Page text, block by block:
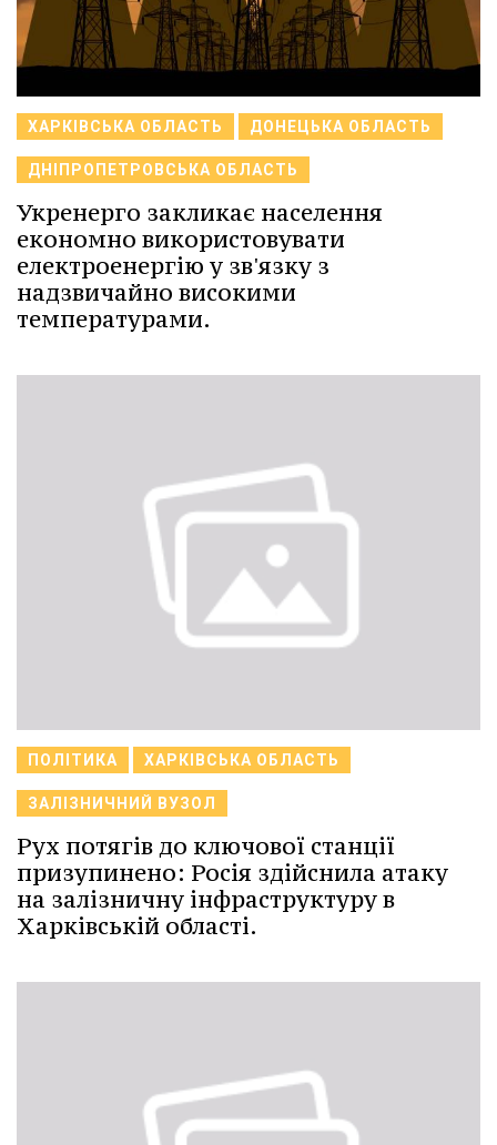
ХАРКІВСЬКА ОБЛАСТЬ ДОНЕЦЬКА ОБЛАСТЬ
ДНІПРОПЕТРОВСЬКА ОБЛАСТЬ
Укренерго закликає населення
економно використовувати
електроенергію у зв'язку з
надзвичайно високими
температурами.
ПОЛІТИКА ХАРКІВСЬКА ОБЛАСТЬ
ЗАЛІЗНИЧНИЙ ВУЗОЛ
Рух потягів до ключової станції
призупинено: Росія здійснила атаку
на залізничну інфраструктуру в
Харківській області.